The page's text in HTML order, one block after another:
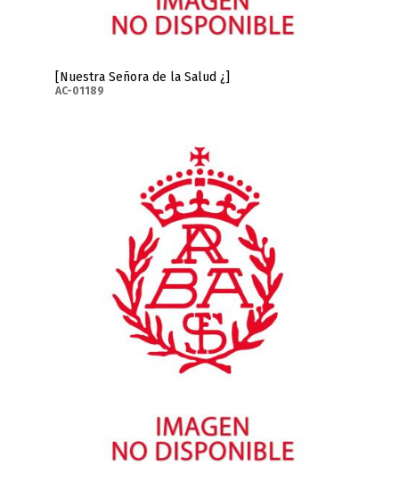
[Nuestra Señora de la Salud ¿]
AC-01189